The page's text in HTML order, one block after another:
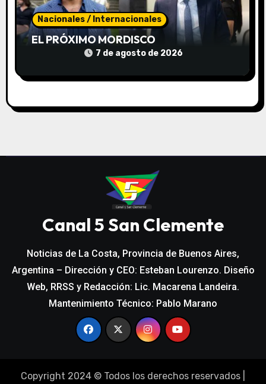
Nacionales / Internacionales
EL PRÓXIMO MORDISCO
7 de agosto de 2026
Canal 5 San Clemente
Noticias de La Costa, Provincia de Buenos Aires,
Argentina – Dirección y CEO: Esteban Lourenzo. Diseño
Web, RRSS y Redacción: Lic. Macarena Landeira.
Mantenimiento Técnico: Pablo Marano
Copyright 2024 © Todos los derechos reservados